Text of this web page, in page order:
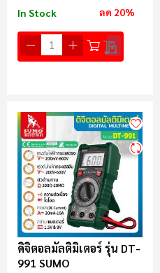
In Stock ลด 20%
ดิจิตอลมัลติมิเตอร์ รุ่น DT-
991 SUMO